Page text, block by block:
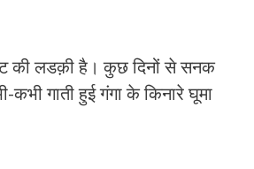
की लडक़ी है। कुछ दिनों से सनक
कभी गाती हुई गंगा के किनारे घूमा